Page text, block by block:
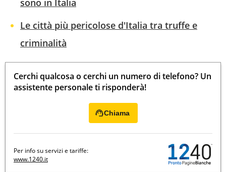
sono in Italia
Le città più pericolose d'Italia tra truffe e
criminalità
Cerchi qualcosa o cerchi un numero di telefono? Un
assistente personale ti risponderà!
Chiama
Per info su servizi e tariffe:
www.1240.it